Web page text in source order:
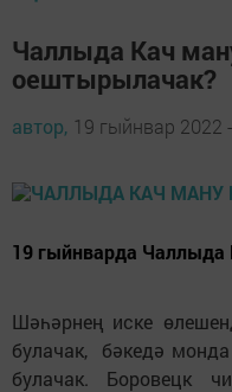
Чаллыда Кач
оештырылачак?
автор, 19 гыйнвар 2022
19 гыйнварда Чаллыда
Шәһәрнең иске
булачак, бәкедә
булачак. Боровецк